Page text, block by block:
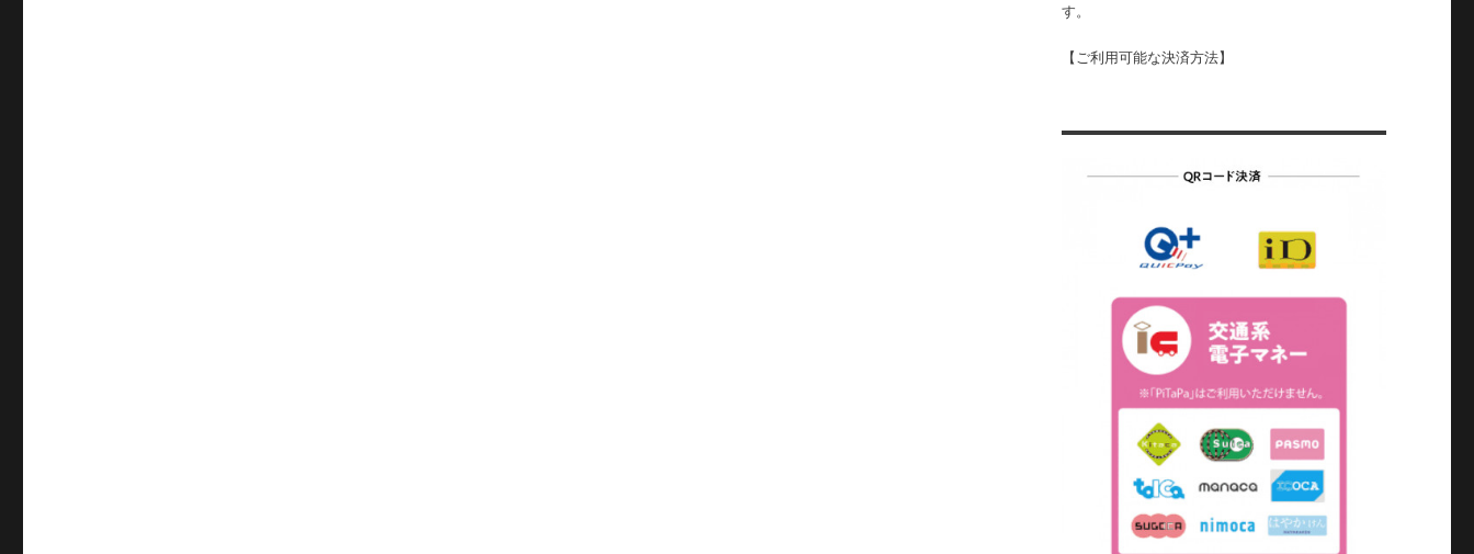
す。
【ご利用可能な決済方法】